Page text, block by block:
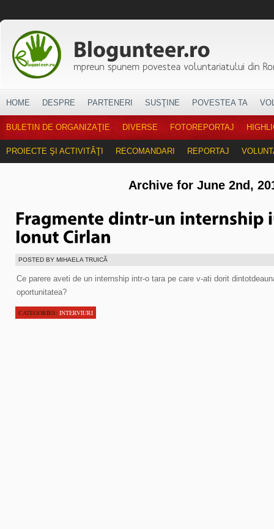
HOME DESPRE PARTENERI SUSŢINE POVESTEA TA
BULETIN DE ORGANIZAŢIE DIVERSE FOTOREPORTAJ
PROIECTE ŞI ACTIVITĂŢI RECOMANDARI REPORTAJ
Archive for June 2nd,
POSTED BY MIHAELA TRUICĂ
Ce parere aveti de un internship intr-o tara pe care v-ati dorit
oportunitatea?
CATEGORIES: INTERVIURI